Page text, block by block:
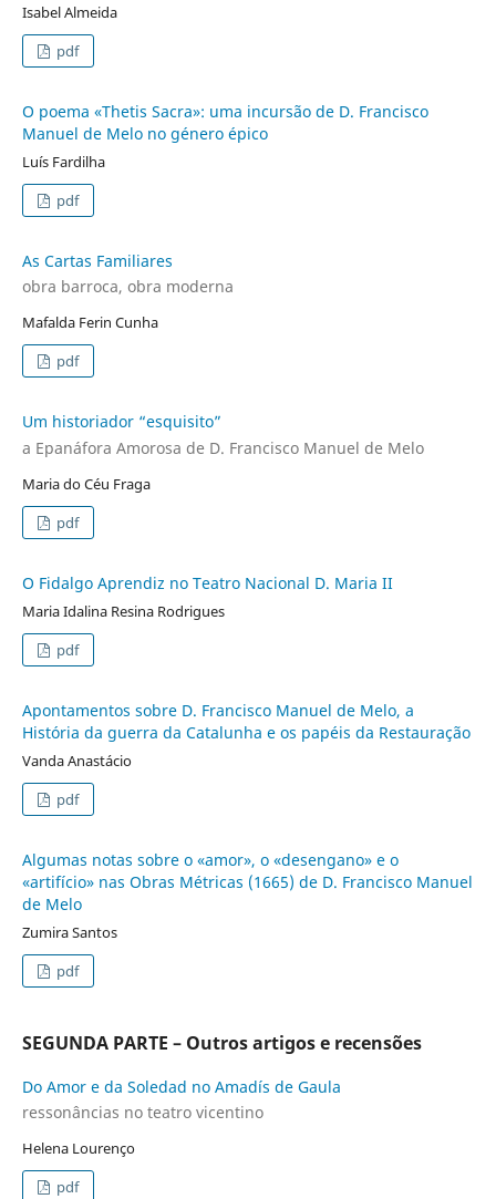
Isabel Almeida
pdf
O poema «Thetis Sacra»: uma incursão de D. Francisco
Manuel de Melo no género épico
Luís Fardilha
pdf
As Cartas Familiares
obra barroca, obra moderna
Mafalda Ferin Cunha
pdf
Um historiador “esquisito”
a Epanáfora Amorosa de D. Francisco Manuel de Melo
Maria do Céu Fraga
pdf
O Fidalgo Aprendiz no Teatro Nacional D. Maria II
Maria Idalina Resina Rodrigues
pdf
Apontamentos sobre D. Francisco Manuel de Melo, a
História da guerra da Catalunha e os papéis da Restauração
Vanda Anastácio
pdf
Algumas notas sobre o «amor», o «desengano» e o
«artifício» nas Obras Métricas (1665) de D. Francisco Manuel
de Melo
Zumira Santos
pdf
SEGUNDA PARTE – Outros artigos e recensões
Do Amor e da Soledad no Amadís de Gaula
ressonâncias no teatro vicentino
Helena Lourenço
pdf